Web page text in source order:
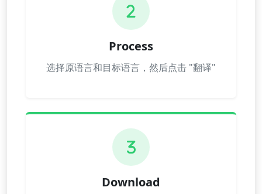
2
Process
选择原语言和目标语言，然后点击 "翻译"
3
Download